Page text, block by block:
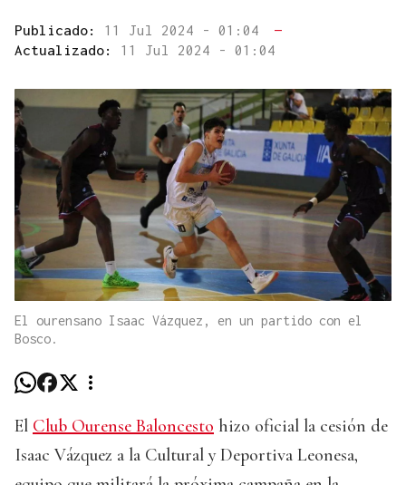
Publicado: 11 Jul 2024 - 01:04
—
Actualizado: 11 Jul 2024 - 01:04
El ourensano Isaac Vázquez, en un partido con el
Bosco.
El Club Ourense Baloncesto hizo oficial la cesión de
Isaac Vázquez a la Cultural y Deportiva Leonesa,